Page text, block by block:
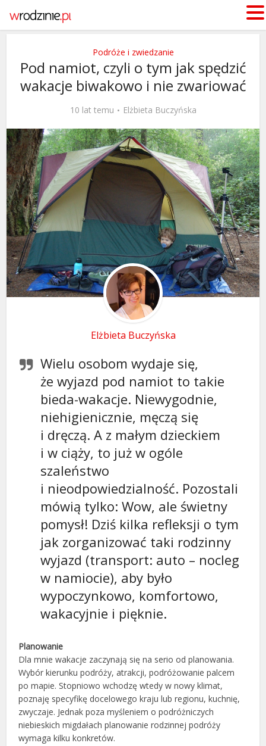
Podróże i zwiedzanie
Pod namiot, czyli o tym jak spędzić
wakacje biwakowo i nie zwariować
10 lat temu Elżbieta Buczyńska
Elżbieta Buczyńska
Wielu osobom wydaje się,
że wyjazd pod namiot to takie
bieda-wakacje. Niewygodnie,
niehigienicznie, męczą się
i dręczą. A z małym dzieckiem
i w ciąży, to już w ogóle
szaleństwo
i nieodpowiedzialność. Pozostali
mówią tylko: Wow, ale świetny
pomysł! Dziś kilka refleksji o tym
jak zorganizować taki rodzinny
wyjazd (transport: auto – nocleg
w namiocie), aby było
wypoczynkowo, komfortowo,
wakacyjnie i pięknie.
Planowanie
Dla mnie wakacje zaczynają się na serio od planowania.
Wybór kierunku podróży, atrakcji, podróżowanie palcem
po mapie. Stopniowo wchodzę wtedy w nowy klimat,
poznaję specyfikę docelowego kraju lub regionu, kuchnię,
zwyczaje. Jednak poza myśleniem o podróżniczych
niebieskich migdałach planowanie rodzinnej podróży
wymaga kilku konkretów.